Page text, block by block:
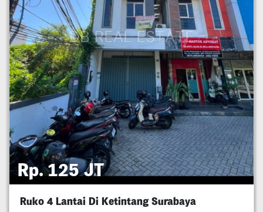
Rp. 125 JT
Ruko 4 Lantai Di Ketintang Surabaya